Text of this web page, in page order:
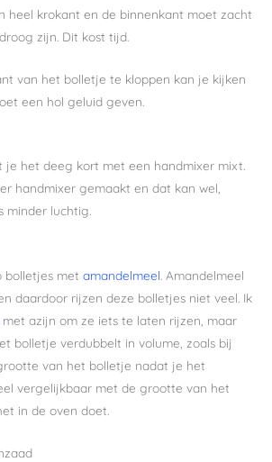
heel krokant en de binnenkant moet zacht
zijn. Dit kost tijd.
van het bolletje te kloppen kan je kijken
een hol geluid geven.
je het deeg kort met een handmixer mixt.
handmixer gemaakt en dat kan wel,
minder luchtig.
bolletjes metamandelmeel. Amandelmeel
daardoor rijzen deze bolletjes niet veel. Ik
met azijn om ze iets te laten rijzen, maar
bolletje verdubbelt in volume, zoals bij
van het bolletje nadat je het
vergelijkbaar met de grootte van het
in de oven doet.